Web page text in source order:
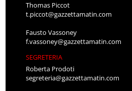
Thomas Piccot
t.piccot@gazzettamatin.com
Fausto Vassoney
f.vassoney@gazzettamatin.com
SEGRETERIA
Roberta Prodoti
segreteria@gazzettamatin.com